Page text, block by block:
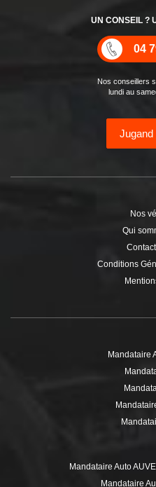
UN CONSEIL ?
04
Nos conseillers
lundi au
Jugand
Nos
Qui
Conditions
Mandataire
Mandataire Auto
Mandataire